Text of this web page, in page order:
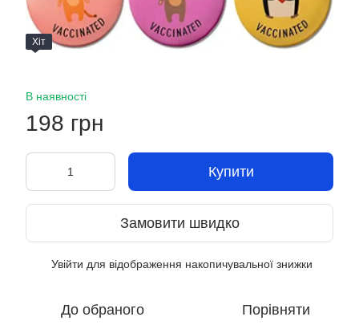
Хіт
В наявності
198 грн
Купити
Замовити швидко
Увійти для відображення накопичувальної знижки
До обраного Порівняти